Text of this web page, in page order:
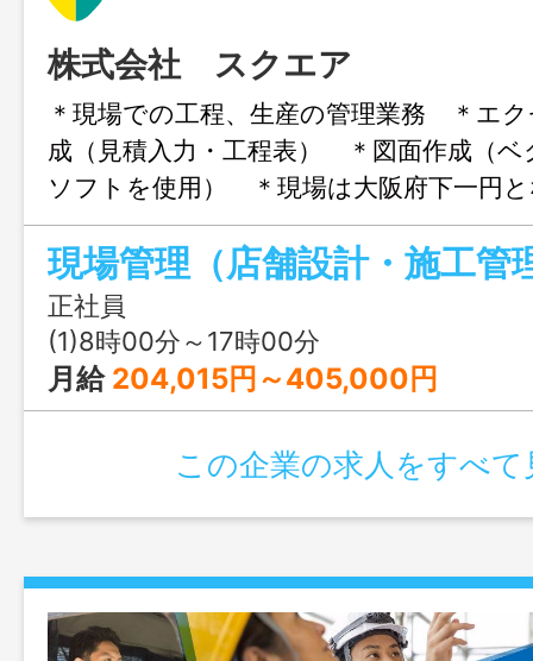
株式会社 スクエア
＊現場での工程、生産の管理業務 ＊エ
成（見積入力・工程表） ＊図面作成（ベ
ソフトを使用） ＊現場は大阪府下一円
の他付随する業務となります。 ※
更なし
正社員
(1)8時00分～17時00分
月給 204,015円～405,000円
この企業の求人をすべて